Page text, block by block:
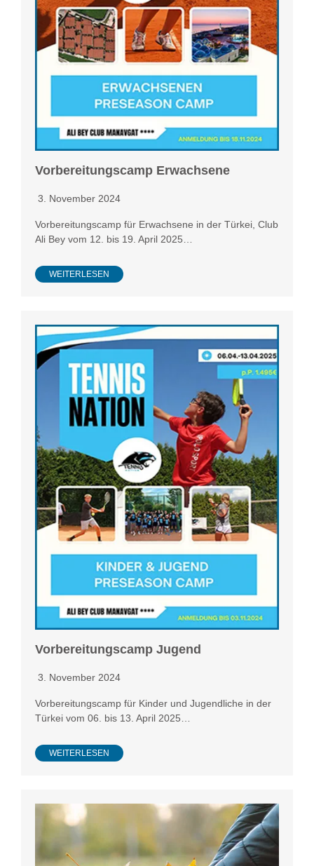
Vorbereitungscamp Erwachsene
3. November 2024
Vorbereitungscamp für Erwachsene in der Türkei, Club
Ali Bey vom 12. bis 19. April 2025…
WEITERLESEN
Vorbereitungscamp Jugend
3. November 2024
Vorbereitungscamp für Kinder und Jugendliche in der
Türkei vom 06. bis 13. April 2025…
WEITERLESEN